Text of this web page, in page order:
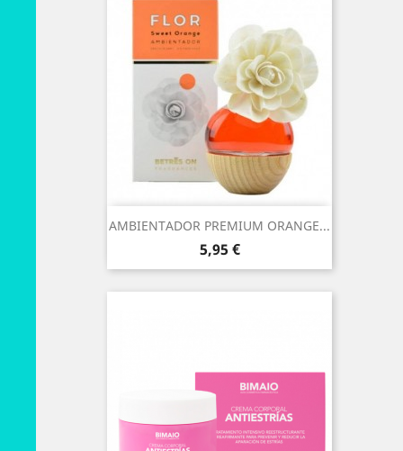
AMBIENTADOR PREMIUM ORANGE...
Preço
5,95 €